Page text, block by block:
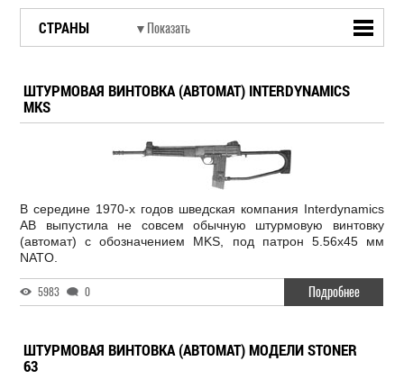
СТРАНЫ
ШТУРМОВАЯ ВИНТОВКА (АВТОМАТ) INTERDYNAMICS
MKS
В середине 1970-х годов шведская компания Interdynamics
AB выпустила не совсем обычную штурмовую винтовку
(автомат) с обозначением MKS, под патрон 5.56х45 мм
NATO.
5983 0 Подробнее
ШТУРМОВАЯ ВИНТОВКА (АВТОМАТ) МОДЕЛИ STONER
63